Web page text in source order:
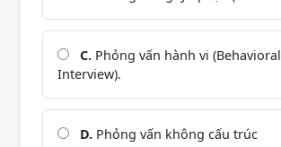
C. Phỏng vấn hành vi (Behavioral
Interview).
D. Phỏng vấn không cấu trúc